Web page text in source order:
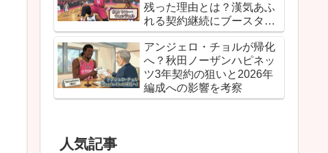
残った理由とは？漢気あふ
れる契約継続にブースター
が胸を熱くしたワケ
アンジェロ・チョルが帰化
へ？秋田ノーザンハピネッ
ツ3年契約の狙いと2026年
編成への影響を考察
人気記事